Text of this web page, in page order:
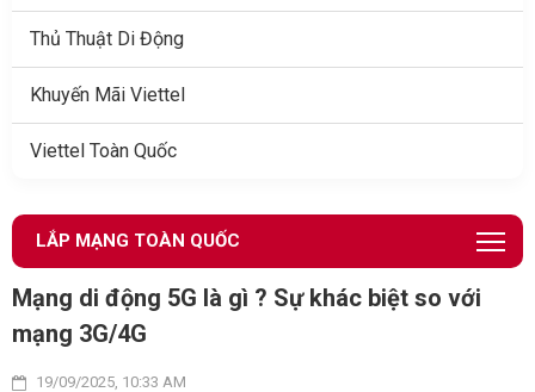
Thủ Thuật Di Động
Khuyến Mãi Viettel
Viettel Toàn Quốc
LẮP MẠNG TOÀN QUỐC
Mạng di động 5G là gì ? Sự khác biệt so với
mạng 3G/4G
19/09/2025, 10:33 AM